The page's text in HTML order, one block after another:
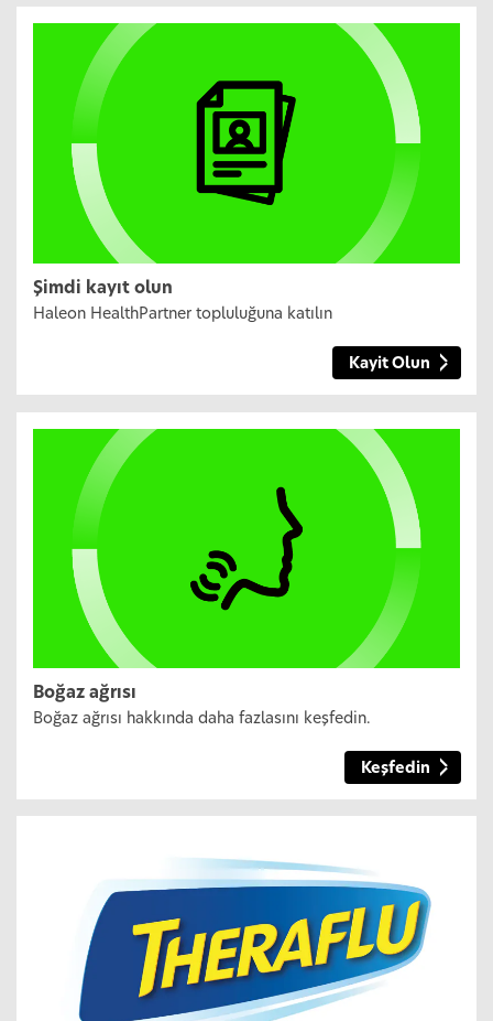
Şimdi kayıt olun
Haleon HealthPartner topluluğuna katılın
Kayit Olun
Boğaz ağrısı
Boğaz ağrısı hakkında daha fazlasını keşfedin.
Keşfedin